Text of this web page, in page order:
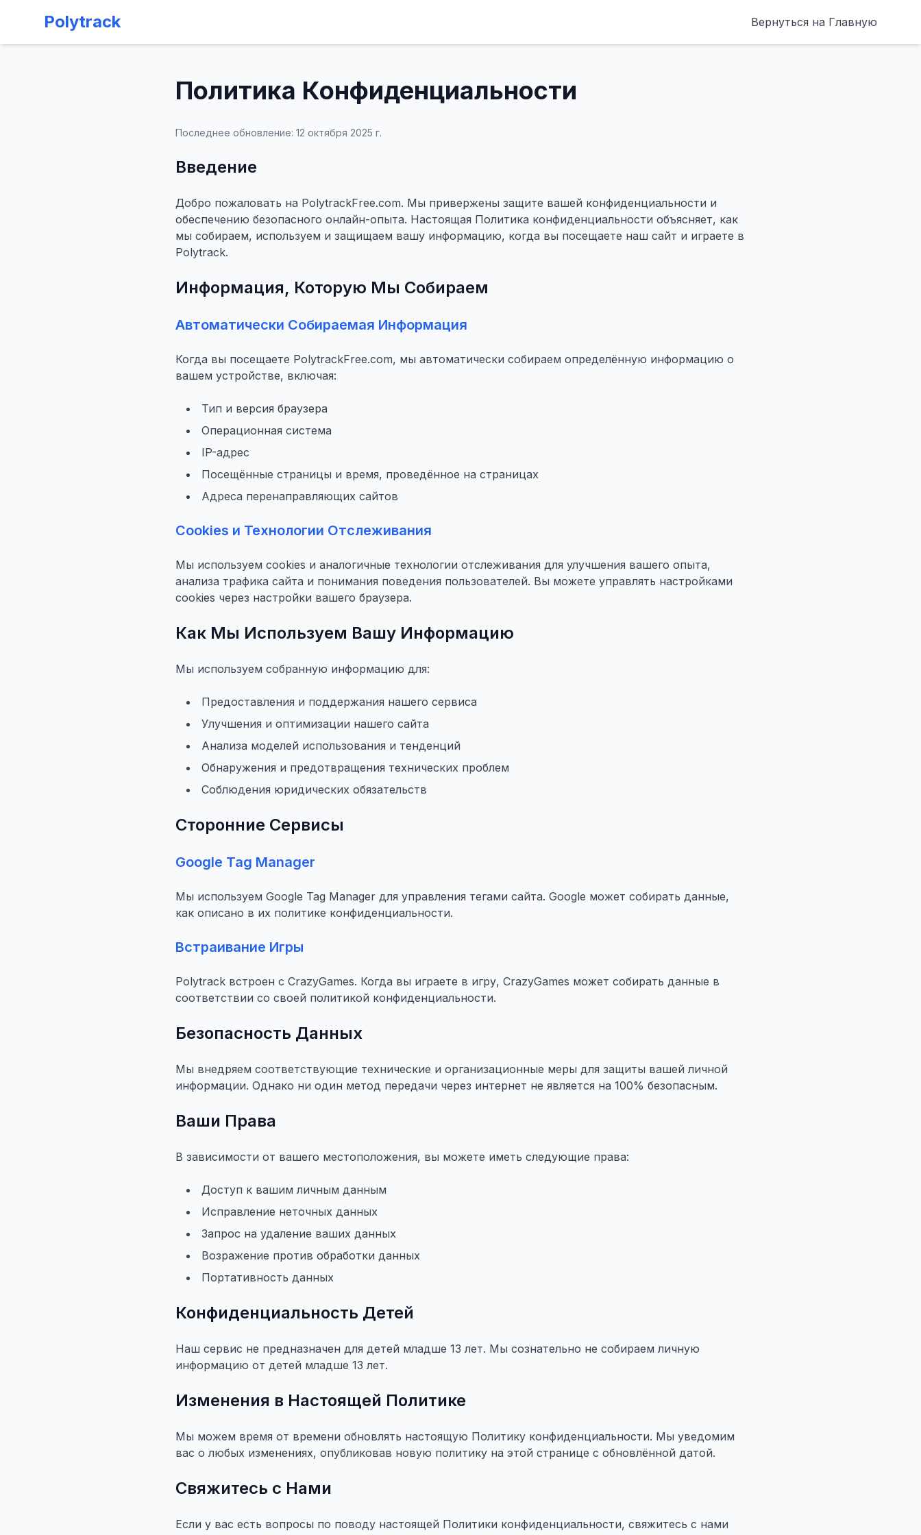
Polytrack Вернуться на Главную
Политика Конфиденциальности
Последнее обновление: 12 октября 2025 г.
Введение
Добро пожаловать на PolytrackFree.com. Мы привержены защите вашей конфиденциальности и
обеспечению безопасного онлайн-опыта. Настоящая Политика конфиденциальности объясняет, как
мы собираем, используем и защищаем вашу информацию, когда вы посещаете наш сайт и играете в
Polytrack.
Информация, Которую Мы Собираем
Автоматически Собираемая Информация
Когда вы посещаете PolytrackFree.com, мы автоматически собираем определённую информацию о
вашем устройстве, включая:
Тип и версия браузера
Операционная система
IP-адрес
Посещённые страницы и время, проведённое на страницах
Адреса перенаправляющих сайтов
Cookies и Технологии Отслеживания
Мы используем cookies и аналогичные технологии отслеживания для улучшения вашего опыта,
анализа трафика сайта и понимания поведения пользователей. Вы можете управлять настройками
cookies через настройки вашего браузера.
Как Мы Используем Вашу Информацию
Мы используем собранную информацию для:
Предоставления и поддержания нашего сервиса
Улучшения и оптимизации нашего сайта
Анализа моделей использования и тенденций
Обнаружения и предотвращения технических проблем
Соблюдения юридических обязательств
Сторонние Сервисы
Google Tag Manager
Мы используем Google Tag Manager для управления тегами сайта. Google может собирать данные,
как описано в их политике конфиденциальности.
Встраивание Игры
Polytrack встроен с CrazyGames. Когда вы играете в игру, CrazyGames может собирать данные в
соответствии со своей политикой конфиденциальности.
Безопасность Данных
Мы внедряем соответствующие технические и организационные меры для защиты вашей личной
информации. Однако ни один метод передачи через интернет не является на 100% безопасным.
Ваши Права
В зависимости от вашего местоположения, вы можете иметь следующие права:
Доступ к вашим личным данным
Исправление неточных данных
Запрос на удаление ваших данных
Возражение против обработки данных
Портативность данных
Конфиденциальность Детей
Наш сервис не предназначен для детей младше 13 лет. Мы сознательно не собираем личную
информацию от детей младше 13 лет.
Изменения в Настоящей Политике
Мы можем время от времени обновлять настоящую Политику конфиденциальности. Мы уведомим
вас о любых изменениях, опубликовав новую политику на этой странице с обновлённой датой.
Свяжитесь с Нами
Если у вас есть вопросы по поводу настоящей Политики конфиденциальности, свяжитесь с нами